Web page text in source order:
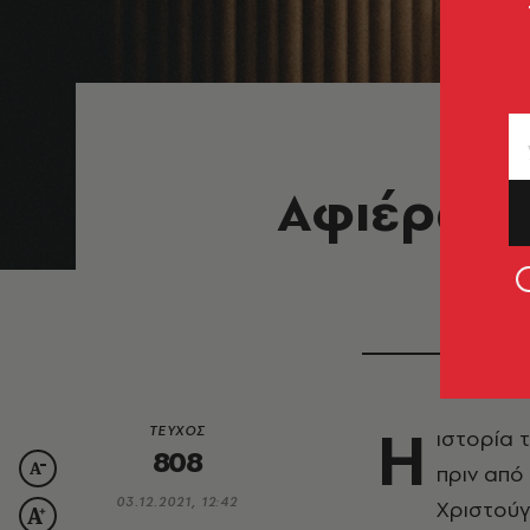
ΤΕΥΧΟΣ
808
03.12.2021, 12:42 H ιστορία
πριν